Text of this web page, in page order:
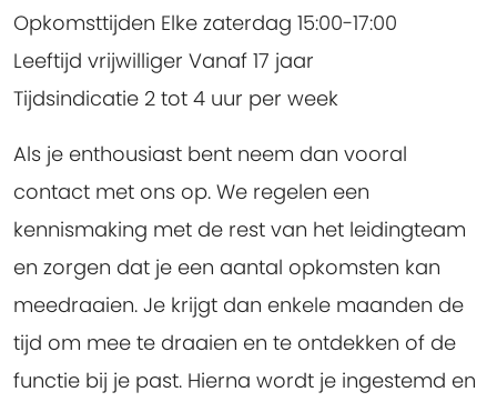
Opkomsttijden Elke zaterdag 15:00-17:00
Leeftijd vrijwilliger Vanaf 17 jaar
Tijdsindicatie 2 tot 4 uur per week
Als je enthousiast bent neem dan vooral
contact met ons op. We regelen een
kennismaking met de rest van het leidingteam
en zorgen dat je een aantal opkomsten kan
meedraaien. Je krijgt dan enkele maanden de
tijd om mee te draaien en te ontdekken of de
functie bij je past. Hierna wordt je ingestemd en